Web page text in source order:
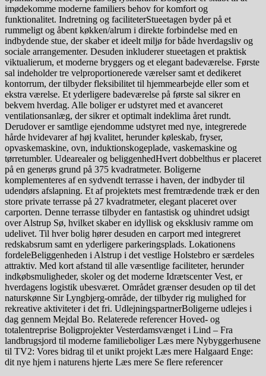
imødekomme moderne familiers behov for komfort og
funktionalitet. Indretning og faciliteterStueetagen byder på et
rummeligt og åbent køkken/alrum i direkte forbindelse med en
indbydende stue, der skaber et ideelt miljø for både hverdagsliv og
sociale arrangementer. Desuden inkluderer stueetagen et praktisk
viktualierum, et moderne bryggers og et elegant badeværelse. Første
sal indeholder tre velproportionerede værelser samt et dedikeret
kontorrum, der tilbyder fleksibilitet til hjemmearbejde eller som et
ekstra værelse. Et yderligere badeværelse på første sal sikrer en
bekvem hverdag. Alle boliger er udstyret med et avanceret
ventilationsanlæg, der sikrer et optimalt indeklima året rundt.
Derudover er samtlige ejendomme udstyret med nye, integrerede
hårde hvidevarer af høj kvalitet, herunder køleskab, fryser,
opvaskemaskine, ovn, induktionskogeplade, vaskemaskine og
tørretumbler. Udearealer og beliggenhedHvert dobbelthus er placeret
på en generøs grund på 375 kvadratmeter. Boligerne
komplementeres af en sydvendt terrasse i haven, der indbyder til
udendørs afslapning. Et af projektets mest fremtrædende træk er den
store private terrasse på 27 kvadratmeter, elegant placeret over
carporten. Denne terrasse tilbyder en fantastisk og uhindret udsigt
over Alstrup Sø, hvilket skaber en idyllisk og eksklusiv ramme om
udelivet. Til hver bolig hører desuden en carport med integreret
redskabsrum samt en yderligere parkeringsplads. Lokationens
fordeleBeliggenheden i Alstrup i det vestlige Holstebro er særdeles
attraktiv. Med kort afstand til alle væsentlige faciliteter, herunder
indkøbsmuligheder, skoler og det moderne Idrætscenter Vest, er
hverdagens logistik ubesværet. Området grænser desuden op til det
naturskønne Sir Lyngbjerg-område, der tilbyder rig mulighed for
rekreative aktiviteter i det fri. UdlejningspartnerBoligerne udlejes i
dag gennem Mejdal Bo. Relaterede referencer Hoved- og
totalentreprise Boligprojekter Vesterdamsvænget i Lind – Fra
landbrugsjord til moderne familieboliger Læs mere Nybyggerhusene
til TV2: Vores bidrag til et unikt projekt Læs mere Halgaard Enge:
dit nye hjem i naturens hjerte Læs mere Se flere referencer